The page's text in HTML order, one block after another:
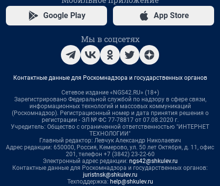
Google Play App Store
Мы в соцсетях
Контактные данные для Роскомнадзора и государственных органов
Сетевое издание «NGS42.RU» (18+)
Зарегистрировано Федеральной службой по надзору в сфере связи,
информационных технологий и массовых коммуникаций
(Роскомнадзор). Регистрационный номер и дата принятия решения о
регистрации - ЭЛ № ФС 77-78817 от 07.08.2020 г.
Учредитель: Общество с ограниченной ответственностью "ИНТЕРНЕТ
ТЕХНОЛОГИИ"
Главный редактор: Левчук Александр Николаевич
Адрес редакции: 650000, Россия, Кемерово, ул. 50 лет Октября, д. 11, офис
201, телефон +7 (3842) 23-22-60
Электронный адрес редакции: ngs42@shkulev.ru
Контактные данные для Роскомнадзора и государственных органов:
juristnsk@shkulev.ru
Техподдержка: help@shkulev.ru